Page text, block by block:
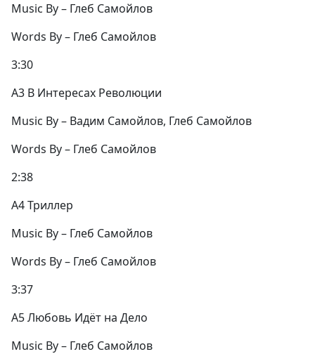
Music By – Глеб Самойлов
Words By – Глеб Самойлов
3:30
A3 В Интересах Революции
Music By – Вадим Самойлов, Глеб Самойлов
Words By – Глеб Самойлов
2:38
A4 Триллер
Music By – Глеб Самойлов
Words By – Глеб Самойлов
3:37
A5 Любовь Идёт на Дело
Music By – Глеб Самойлов